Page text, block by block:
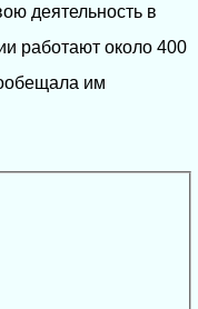
деятельность в
работают около 400
им